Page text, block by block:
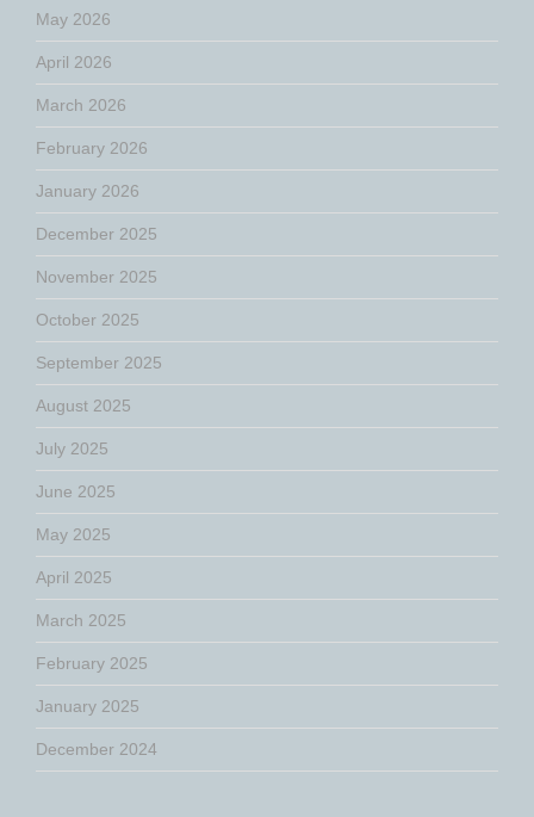
May 2026
April 2026
March 2026
February 2026
January 2026
December 2025
November 2025
October 2025
September 2025
August 2025
July 2025
June 2025
May 2025
April 2025
March 2025
February 2025
January 2025
December 2024